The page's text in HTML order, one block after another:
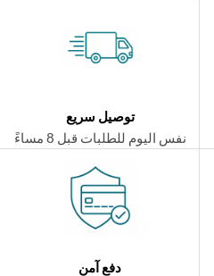
توصيل سريع
نفس اليوم للطلبات قبل 8 مساءً
دفع آمن